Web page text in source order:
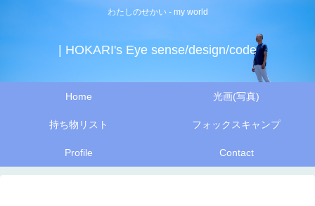
わたしのせかい - my world
| HOKARI's Eye sense/design/code
Home 光画(写真)
持ち物リスト フォックスキャンプ
Profile Contact